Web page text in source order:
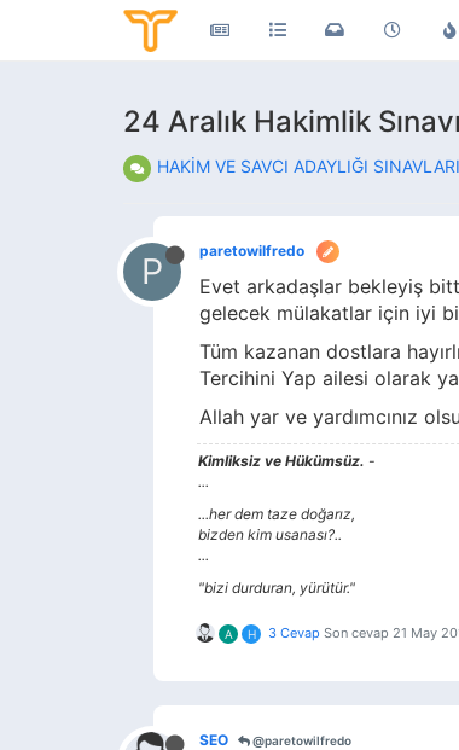
24 Aralık Hakimlik
HAKİM VE SAVCI ADAYLIĞI SINAVLARI
P paretowilfredo
Evet arkadaşlar bekleyiş bitti
gelecek mülakatlar için iyi
Tüm kazanan dostlara
Tercihini Yap ailesi olarak
Allah yar ve yardımcınız
Kimliksiz ve Hükümsüz. -
...
...her dem taze doğarız,
bizden kim usanası?..
...
"bizi durduran, yürütür."
A H 3 Cevap Son cevap 21 May
SEO @paretowilfredo